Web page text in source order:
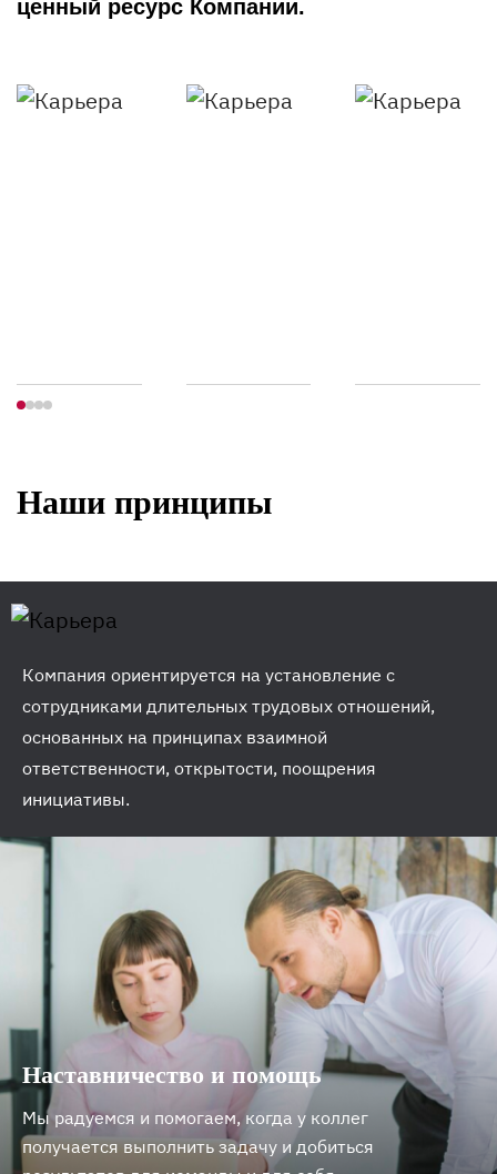
ценный ресурс Компании.
Наши принципы
Компания ориентируется на установление с
сотрудниками длительных трудовых отношений,
основанных на принципах взаимной
ответственности, открытости, поощрения
инициативы.
Наставничество и помощь
Мы радуемся и помогаем, когда у коллег
получается выполнить задачу и добиться